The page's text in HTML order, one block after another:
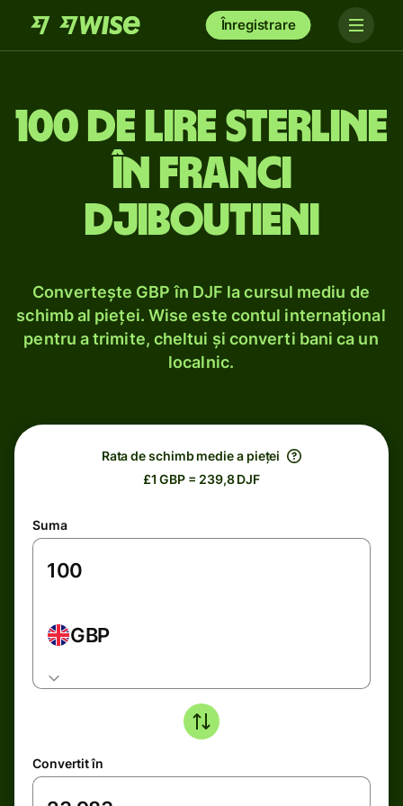
Înregistrare
100 de lire sterline
în franci
djiboutieni
Convertește GBP în DJF la cursul mediu de
schimb al pieței. Wise este contul internațional
pentru a trimite, cheltui și converti bani ca un
localnic.
Rata de schimb medie a pieței
£1 GBP = 239,8 DJF
Suma
GBP
Convertit în